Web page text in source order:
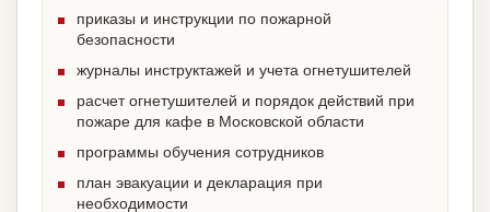
приказы и инструкции по пожарной
безопасности
журналы инструктажей и учета огнетушителей
расчет огнетушителей и порядок действий при
пожаре для кафе в Московской области
программы обучения сотрудников
план эвакуации и декларация при
необходимости